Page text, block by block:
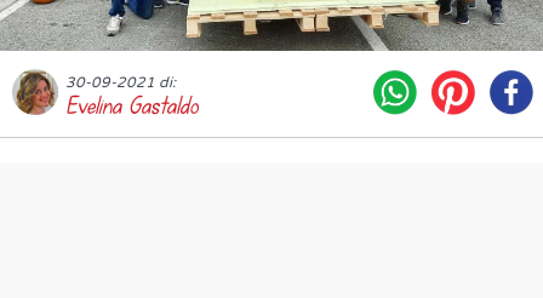
30-09-2021 di:
Evelina Gastaldo